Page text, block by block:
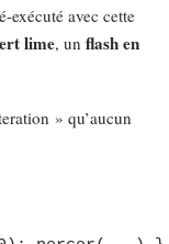
exécuté avec cette
lime, unflash en
» qu’aucun